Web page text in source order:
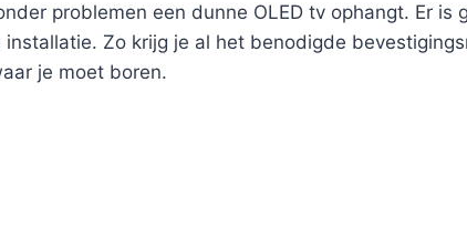
problemen een dunne OLED tv ophangt. Er is
Zo krijg je al het benodigde
je moet boren.